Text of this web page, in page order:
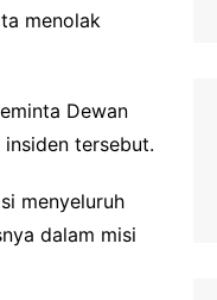
menolak
Dewan
tersebut.
menyeluruh
dalam misi